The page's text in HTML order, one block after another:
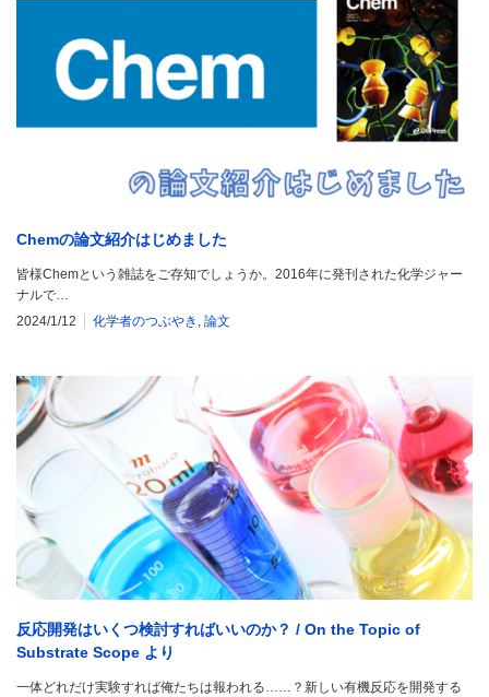
Chemの論文紹介はじめました
皆様Chemという雑誌をご存知でしょうか。2016年に発刊された化学ジャー
ナルで…
2024/1/12
化学者のつぶやき , 論文
反応開発はいくつ検討すればいいのか？ / On the Topic of
Substrate Scope より
一体どれだけ実験すれば俺たちは報われる……？新しい有機反応を開発する